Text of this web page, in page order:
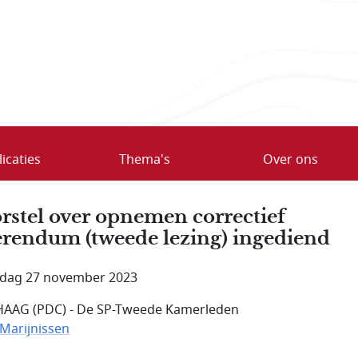
Thema's Over ons
over opnemen correctief
(tweede lezing) ingediend
27 november 2023
(PDC) - De SP-Tweede Kamerleden